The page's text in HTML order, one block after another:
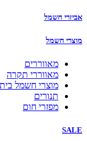
אביזרי חשמל
מוצרי חשמל
מאווררים
מאווררי תקרה
מוצרי חשמל
תנורים
מפזרי חום
SALE